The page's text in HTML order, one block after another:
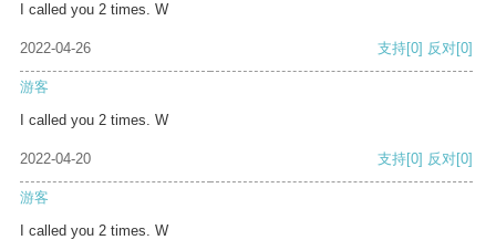
I called you 2 times. W
2022-04-26 支持[0] 反对[0]
游客
I called you 2 times. W
2022-04-20 支持[0] 反对[0]
游客
I called you 2 times. W